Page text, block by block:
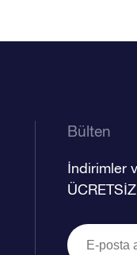
Bülten
İndirimler